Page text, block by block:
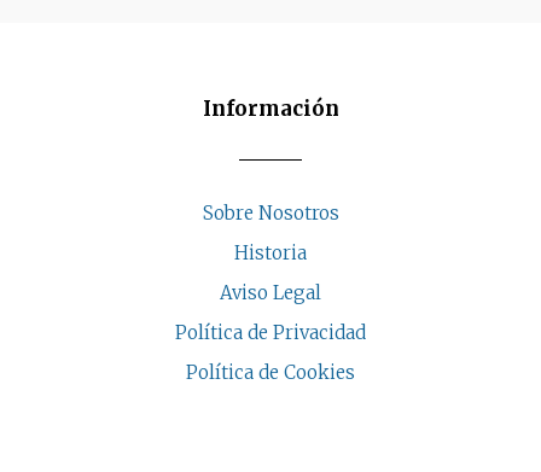
Información
Sobre Nosotros
Historia
Aviso Legal
Política de Privacidad
Política de Cookies